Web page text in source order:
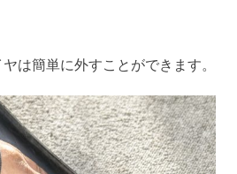
は簡単に外すことができます。